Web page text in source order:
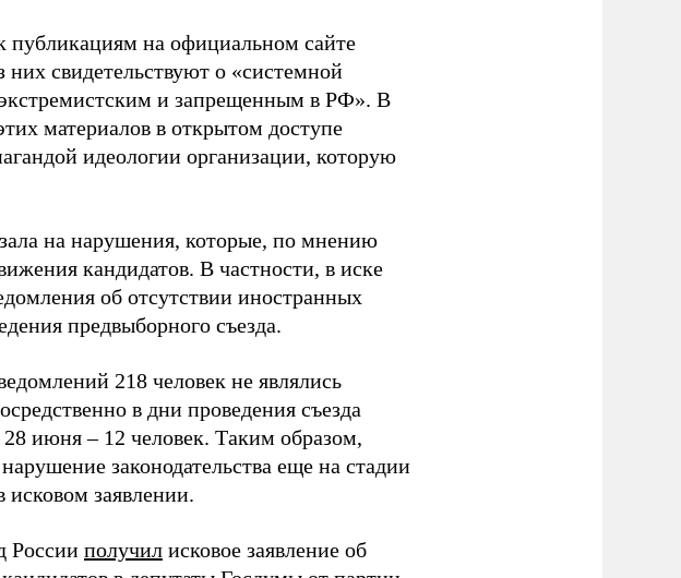
публикациям на официальном сайте
свидетельствуют о «системной
и запрещенным в РФ». В
материалов в открытом доступе
идеологии организации, которую
на нарушения, которые, по мнению
кандидатов. В частности, в иске
об отсутствии иностранных
предвыборного съезда.
218 человек не являлись
в дни проведения съезда
июня – 12 человек. Таким образом,
законодательства еще на стадии
исковом заявлении.
России получил исковое заявление об